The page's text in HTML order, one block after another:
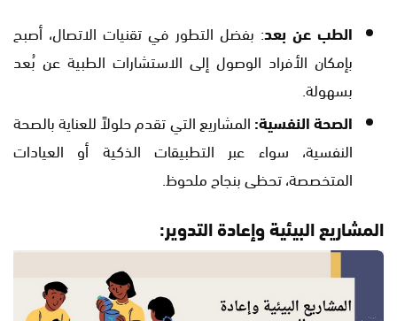
الطب عن بعد: بفضل التطور في تقنيات الاتصال، أصبح
بإمكان الأفراد الوصول إلى الاستشارات الطبية عن بُعد
بسهولة.
الصحة النفسية:المشاريع التي تقدم حلولاً للعناية بالصحة
النفسية، سواء عبر التطبيقات الذكية أو العيادات
المتخصصة، تحظى بنجاح ملحوظ.
المشاريع البيئية وإعادة التدوير: